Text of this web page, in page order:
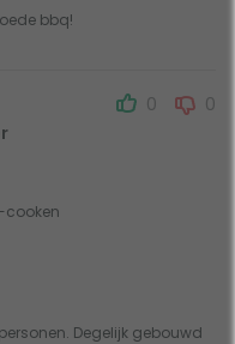
bbq!
0 0
Degelijk gebouwd
cooken